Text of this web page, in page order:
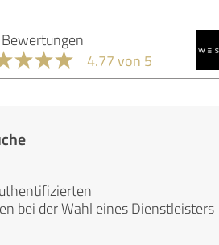
4.77 von 5
bei der Wahl eines Dienstleisters